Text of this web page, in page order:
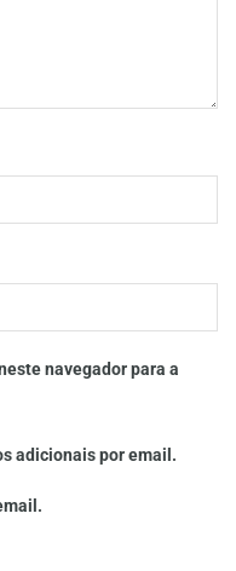
navegador para a
adicionais por email.